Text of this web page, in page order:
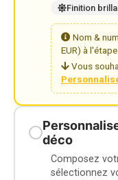
Finition
Nom &
EUR) à
Vous
déco
Composez
sélectionnez